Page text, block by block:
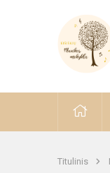
Titulinis